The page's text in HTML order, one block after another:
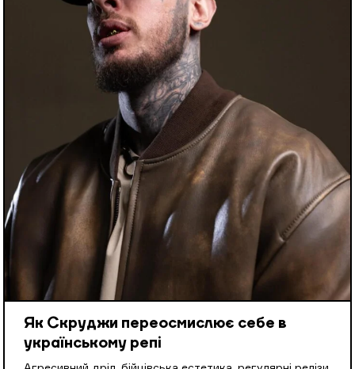
Як Скруджи переосмислює себе в
українському репі